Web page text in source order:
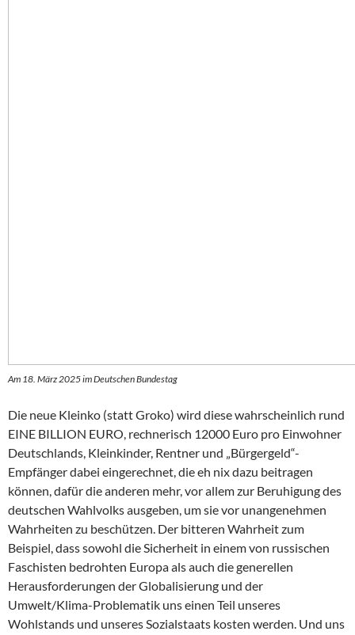
Am 18. März 2025 im Deutschen Bundestag
Die neue Kleinko (statt Groko) wird diese wahrscheinlich rund
EINE BILLION EURO, rechnerisch 12000 Euro pro Einwohner
Deutschlands, Kleinkinder, Rentner und „Bürgergeld“-
Empfänger dabei eingerechnet, die eh nix dazu beitragen
können, dafür die anderen mehr, vor allem zur Beruhigung des
deutschen Wahlvolks ausgeben, um sie vor unangenehmen
Wahrheiten zu beschützen. Der bitteren Wahrheit zum
Beispiel, dass sowohl die Sicherheit in einem von russischen
Faschisten bedrohten Europa als auch die generellen
Herausforderungen der Globalisierung und der
Umwelt/Klima-Problematik uns einen Teil unseres
Wohlstands und unseres Sozialstaats kosten werden. Und uns